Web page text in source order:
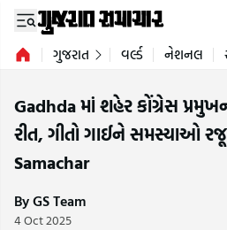
ગુજરાત વર્લ્ડ નેશનલ
Gadhda માં શહેર કોંગ્રેસ
રીત, ગીતો ગાઈને સમસ્યાઓ
Samachar
By GS Team
4 Oct 2025